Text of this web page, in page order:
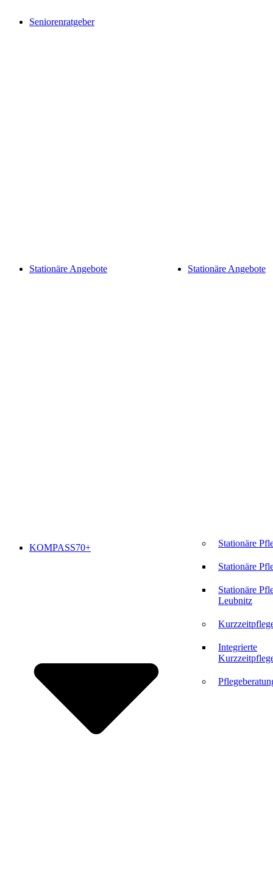
Seniorenratgeber
KOMPASS70+
Stationäre Angebote Stationäre Angebote
Stationäre
Stationäre
Stationäre
Leubnitz
Integrierte